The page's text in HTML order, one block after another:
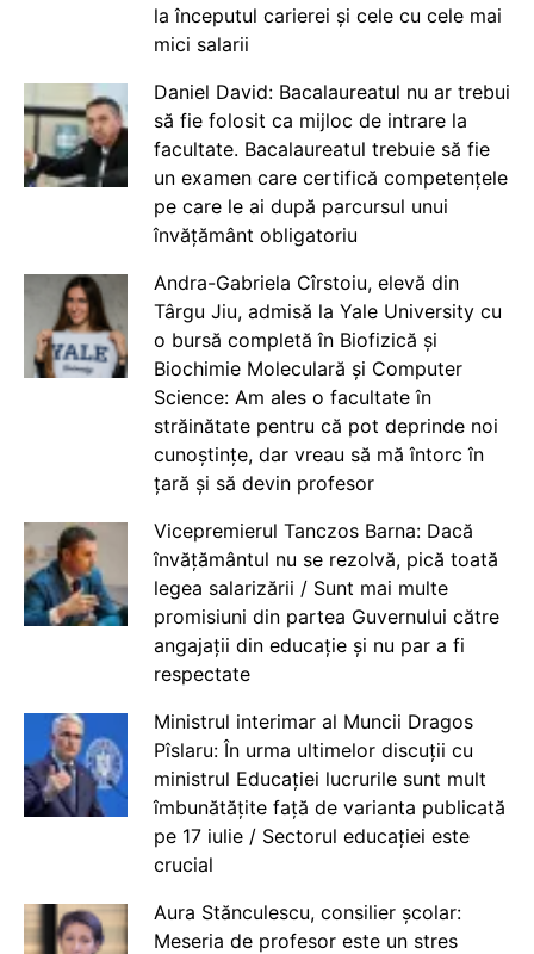
la începutul carierei și cele cu cele mai
mici salarii
Daniel David: Bacalaureatul nu ar trebui
să fie folosit ca mijloc de intrare la
facultate. Bacalaureatul trebuie să fie
un examen care certifică competențele
pe care le ai după parcursul unui
învățământ obligatoriu
Andra-Gabriela Cîrstoiu, elevă din
Târgu Jiu, admisă la Yale University cu
o bursă completă în Biofizică și
Biochimie Moleculară și Computer
Science: Am ales o facultate în
străinătate pentru că pot deprinde noi
cunoștințe, dar vreau să mă întorc în
țară și să devin profesor
Vicepremierul Tanczos Barna: Dacă
învățământul nu se rezolvă, pică toată
legea salarizării / Sunt mai multe
promisiuni din partea Guvernului către
angajații din educație și nu par a fi
respectate
Ministrul interimar al Muncii Dragos
Pîslaru: În urma ultimelor discuții cu
ministrul Educației lucrurile sunt mult
îmbunătățite față de varianta publicată
pe 17 iulie / Sectorul educației este
crucial
Aura Stănculescu, consilier școlar:
Meseria de profesor este un stres